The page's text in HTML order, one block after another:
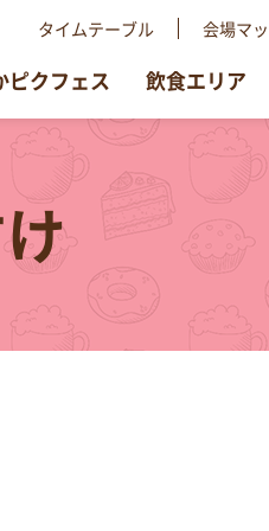
ピクフェス 飲食エリア
タイムテーブル 会場マ